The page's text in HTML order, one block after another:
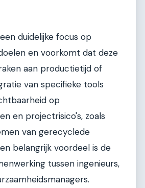
duidelijke focus op
en voorkomt dat deze
aan productietijd of
van specifieke tools
op
en projectrisico's, zoals
van gerecyclede
belangrijk voordeel is de
tussen ingenieurs,